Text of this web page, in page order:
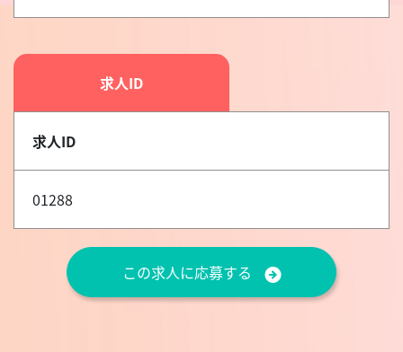
求人ID
求人ID
01288
この求人に応募する